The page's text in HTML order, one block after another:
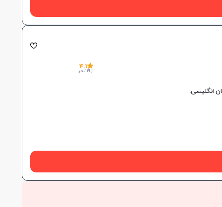
4.1
از 119 نظر